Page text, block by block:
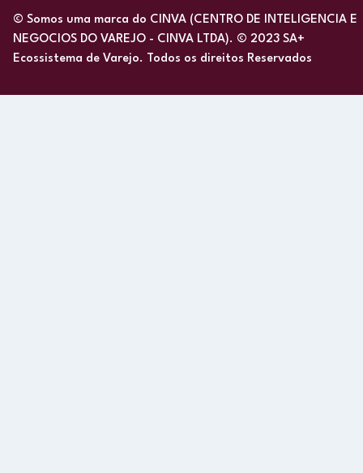
© Somos uma marca do CINVA (CENTRO DE INTELIGENCIA E
NEGOCIOS DO VAREJO - CINVA LTDA). © 2023 SA+
Ecossistema de Varejo. Todos os direitos Reservados